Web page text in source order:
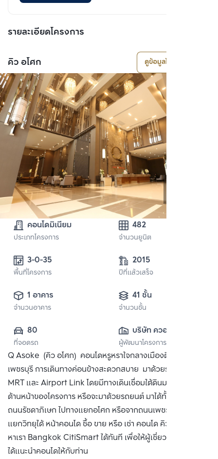
รายละเอียดโครงการ
คิว อโศก ดูข้อมูลโครงการ
คอนโดมิเนียม
ประเภทโครงการ
482
จำนวนยูนิต
พื้นที่โครงการ
2015
ปีที่แล้วเสร็จ
1 อาคาร
จำนวนอาคาร
41 ชั้น
จำนวนชั้น
80
ที่จอดรถ
บริษัท ควอลิตี้เฮ้าส์
จำกัด (มหาชน)
ผู้พัฒนาโครงการ
Q Asoke (คิว อโศก) คอนโดหรูหราใจกลางเมืองติด MRT
เพชรบุรี การเดินทางค่อนข้างสะดวกสบาย มาด้วยรถไฟฟ้า ทั้ง
MRT และ Airport Link โดยมีทางเดินเชื่อมใต้ดินมาถึงบริเวณ
ด้านหน้าของโครงการ หรือจะมาด้วยรถยนต์ มาได้ทั้งจากทาง
ถนนรัชดาภิเษก ไปทางแยกอโศก หรือจากถนนเพชรบุรีไปทาง
แยกวิทยุได้ หน้าคอนโด ซื้อ ขาย หรือ เช่า คอนโด คิว อโศก ติดต่อ
หาเรา Bangkok CitiSmart ได้ทันที เพื่อให้ผู้เชี่ยวชาญของเรา
ได้แนะนำคอนโดให้กับท่าน